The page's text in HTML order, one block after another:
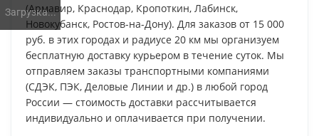
Загрузка...
(Армавир, Краснодар, Кропоткин, Лабинск,
Новокубанск, Ростов-на-Дону). Для заказов от 15 000
руб. в этих городах и радиусе 20 км мы организуем
бесплатную доставку курьером в течение суток. Мы
отправляем заказы транспортными компаниями
(СДЭК, ПЭК, Деловые Линии и др.) в любой город
России — стоимость доставки рассчитывается
индивидуально и оплачивается при получении.